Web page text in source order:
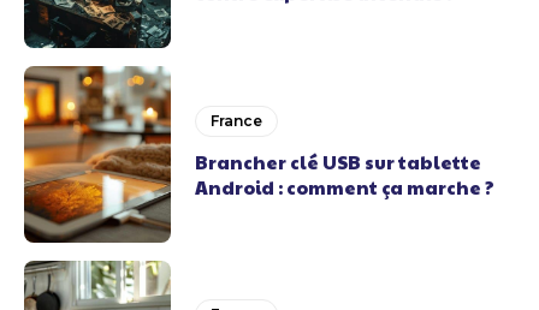
France
Brancher clé USB sur tablette
Android : comment ça marche ?